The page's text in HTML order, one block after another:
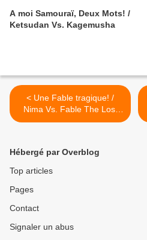
A moi Samouraï, Deux Mots! /
Ketsudan Vs. Kagemusha
< Une Fable tragique! /
Nima Vs. Fable The Lost
Chapter
Hébergé par Overblog
Top articles
Pages
Contact
Signaler un abus